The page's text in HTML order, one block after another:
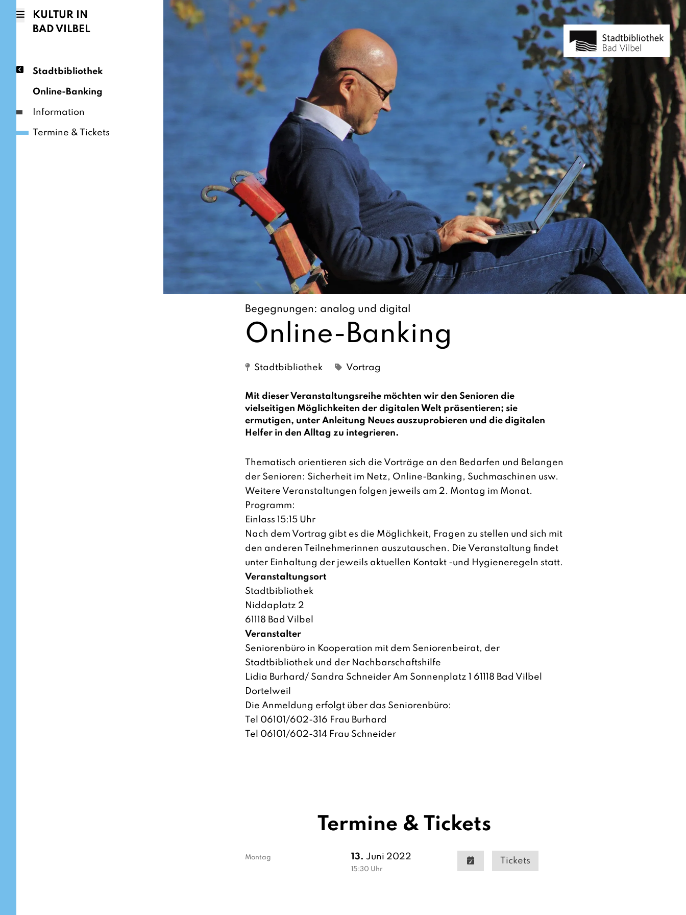
KULTUR IN
BAD VILBEL
Stadtbibliothek
Online-Banking
Information
Termine & Tickets
Begegnungen: analog und digital
Online-Banking
Stadtbibliothek Vortrag
Mit dieser Veranstaltungsreihe möchten wir den Senioren die
vielseitigen Möglichkeiten der digitalen Welt präsentieren; sie
ermutigen, unter Anleitung Neues auszuprobieren und die digitalen
Helfer in den Alltag zu integrieren.
Thematisch orientieren sich die Vorträge an den Bedarfen und Belangen
der Senioren: Sicherheit im Netz, Online-Banking, Suchmaschinen usw.
Weitere Veranstaltungen folgen jeweils am 2. Montag im Monat.
Programm:
Einlass 15:15 Uhr
Nach dem Vortrag gibt es die Möglichkeit, Fragen zu stellen und sich mit
den anderen Teilnehmerinnen auszutauschen. Die Veranstaltung findet
unter Einhaltung der jeweils aktuellen Kontakt -und Hygieneregeln statt.
Veranstaltungsort
Stadtbibliothek
Niddaplatz 2
61118 Bad Vilbel
Veranstalter
Seniorenbüro in Kooperation mit dem Seniorenbeirat, der
Stadtbibliothek und der Nachbarschaftshilfe
Lidia Burhard/ Sandra Schneider Am Sonnenplatz 1 61118 Bad Vilbel
Dortelweil
Die Anmeldung erfolgt über das Seniorenbüro:
Tel 06101/602-316 Frau Burhard
Tel 06101/602-314 Frau Schneider
Termine & Tickets
Montag 13. Juni 2022
15:30 Uhr
Tickets